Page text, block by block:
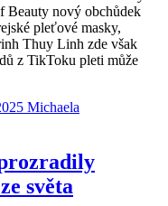
Beauty nový obchůdek
pleťové masky,
Thuy Linh zde však
z TikToku pleti může
světa